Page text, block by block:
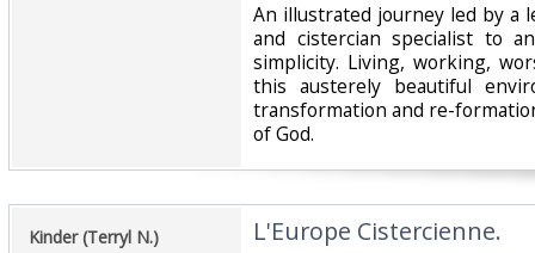
‎An illustrated journey led by a
and cistercian specialist to
simplicity. Living, working,
this austerely beautiful
transformation and re-
of God.‎
‎Kinder (Terryl N.)‎ ‎L'Europe Cistercienne. ‎